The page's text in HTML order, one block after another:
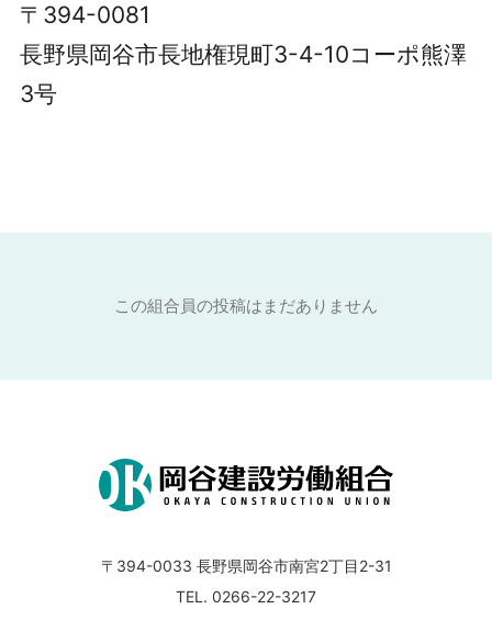
〒394-0081
長野県岡谷市長地権現町3-4-10コーポ熊澤
3号
この組合員の投稿はまだありません
〒394-0033 長野県岡谷市南宮2丁目2-31
TEL. 0266-22-3217